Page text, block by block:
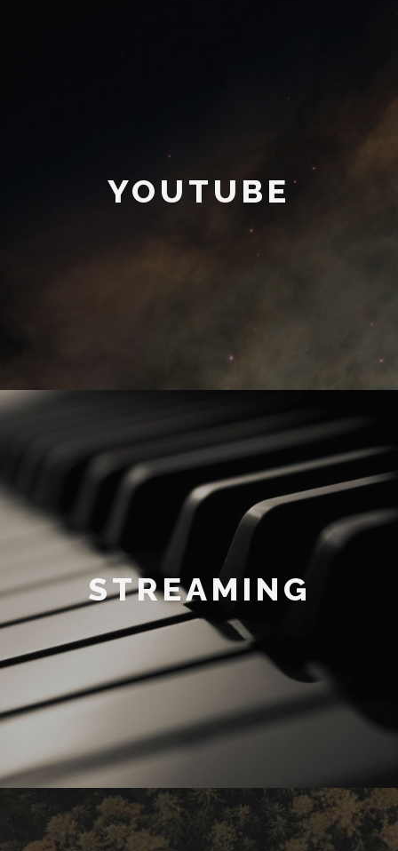
YOUTUBE
STREAMING